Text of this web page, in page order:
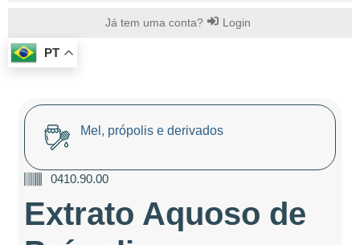
Já tem uma conta? Login
PT
Mel, própolis e derivados
0410.90.00
Extrato Aquoso de